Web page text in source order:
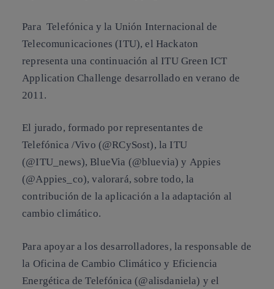
Para Telefónica y la Unión Internacional de
Telecomunicaciones (ITU), el Hackaton
representa una continuación al ITU Green ICT
Application Challenge desarrollado en verano de
2011.
El jurado, formado por representantes de
Telefónica /Vivo (@RCySost), la ITU
(@ITU_news),BlueVia (@bluevia) y Appies
(@Appies_co), valorará, sobre todo, la
contribución de la aplicación a la adaptación al
cambio climático.
Para apoyar a los desarrolladores, la responsable de
la Oficina de Cambio Climático y Eficiencia
Energética de Telefónica (@alisdaniela) y el